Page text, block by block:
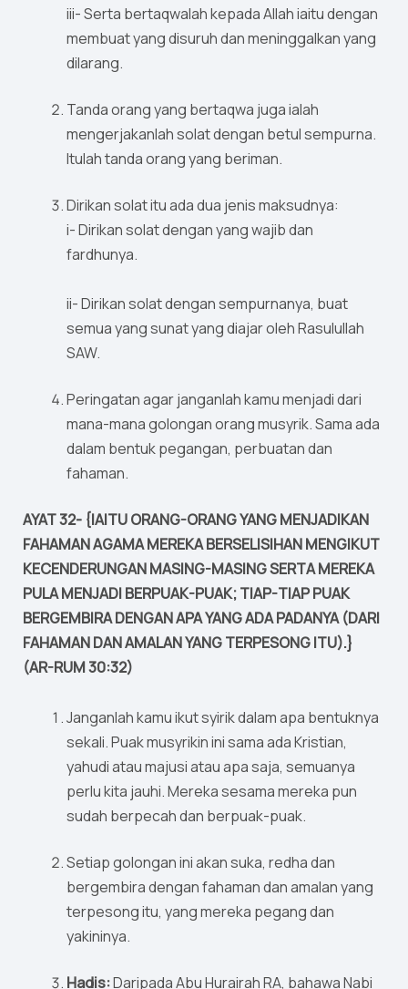
iii- Serta bertaqwalah kepada Allah iaitu dengan
membuat yang disuruh dan meninggalkan yang
dilarang.
Tanda orang yang bertaqwa juga ialah
mengerjakanlah solat dengan betul sempurna.
Itulah tanda orang yang beriman.
Dirikan solat itu ada dua jenis maksudnya:
i- Dirikan solat dengan yang wajib dan
fardhunya.
ii- Dirikan solat dengan sempurnanya, buat
semua yang sunat yang diajar oleh Rasulullah
SAW.
Peringatan agar janganlah kamu menjadi dari
mana-mana golongan orang musyrik. Sama ada
dalam bentuk pegangan, perbuatan dan
fahaman.
AYAT 32- {IAITU ORANG-ORANG YANG MENJADIKAN
FAHAMAN AGAMA MEREKA BERSELISIHAN MENGIKUT
KECENDERUNGAN MASING-MASING SERTA MEREKA
PULA MENJADI BERPUAK-PUAK; TIAP-TIAP PUAK
BERGEMBIRA DENGAN APA YANG ADA PADANYA (DARI
FAHAMAN DAN AMALAN YANG TERPESONG ITU).}
(AR-RUM 30:32)
Janganlah kamu ikut syirik dalam apa bentuknya
sekali. Puak musyrikin ini sama ada Kristian,
yahudi atau majusi atau apa saja, semuanya
perlu kita jauhi. Mereka sesama mereka pun
sudah berpecah dan berpuak-puak.
Setiap golongan ini akan suka, redha dan
bergembira dengan fahaman dan amalan yang
terpesong itu, yang mereka pegang dan
yakininya.
Hadis:Daripada Abu Hurairah RA, bahawa Nabi